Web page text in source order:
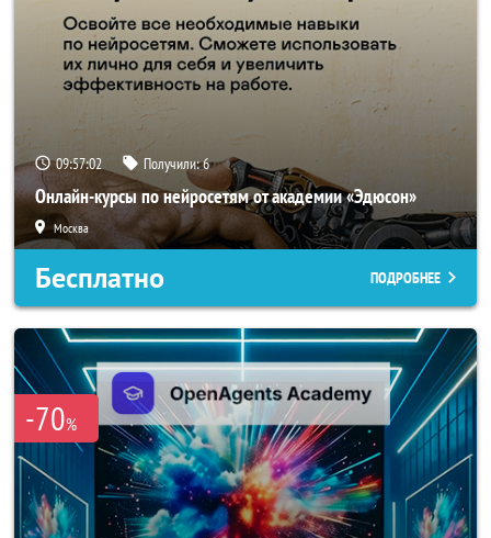
09:57:02 Получили:6
Онлайн-курсы по нейросетям от академии «Эдюсон»
Москва
Бесплатно ПОДРОБНЕЕ
-70%